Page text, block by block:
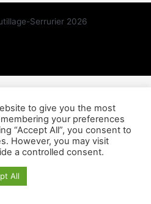
Serrurier 2026
to give you the most
your preferences
“Accept All”, you consent to
However, you may visit
a controlled consent.
All